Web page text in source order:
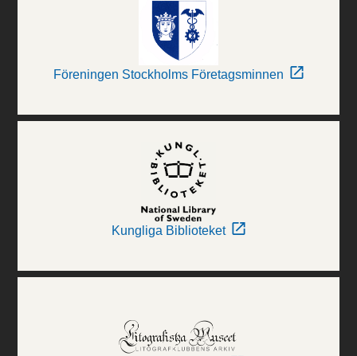
Föreningen Stockholms Företagsminnen
Kungliga Biblioteket